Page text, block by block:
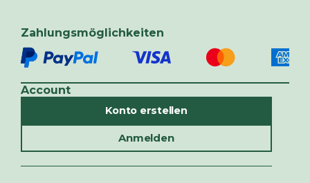
Zahlungsmöglichkeiten
Account
Konto erstellen
Anmelden